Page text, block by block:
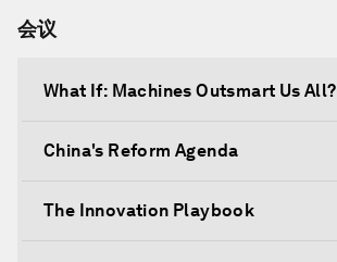
会议
What If: Machines Outsmart Us All?
China's Reform Agenda
The Innovation Playbook